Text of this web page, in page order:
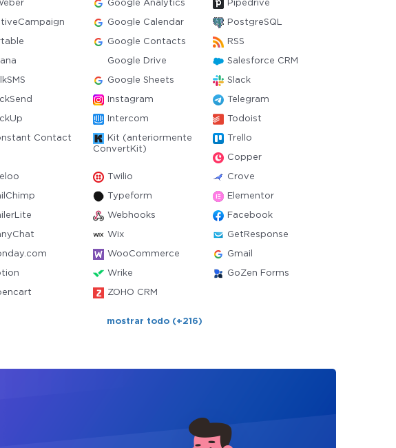
Google Analytics Pipedrive
Google Calendar PostgreSQL
Google Contacts RSS
Google Drive Salesforce CRM
Google Sheets Slack
Instagram Telegram
Intercom Todoist
Contact
Kit (anteriormente
ConvertKit)
Trello
Copper
Twilio Crove
Typeform Elementor
Webhooks Facebook
Wix GetResponse
WooCommerce Gmail
Wrike GoZen Forms
ZOHO CRM
mostrar todo (+216)